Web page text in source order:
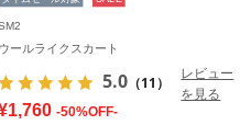
ウールライクスカート
5.0 （11）
レビュー
を見る
-50%OFF-